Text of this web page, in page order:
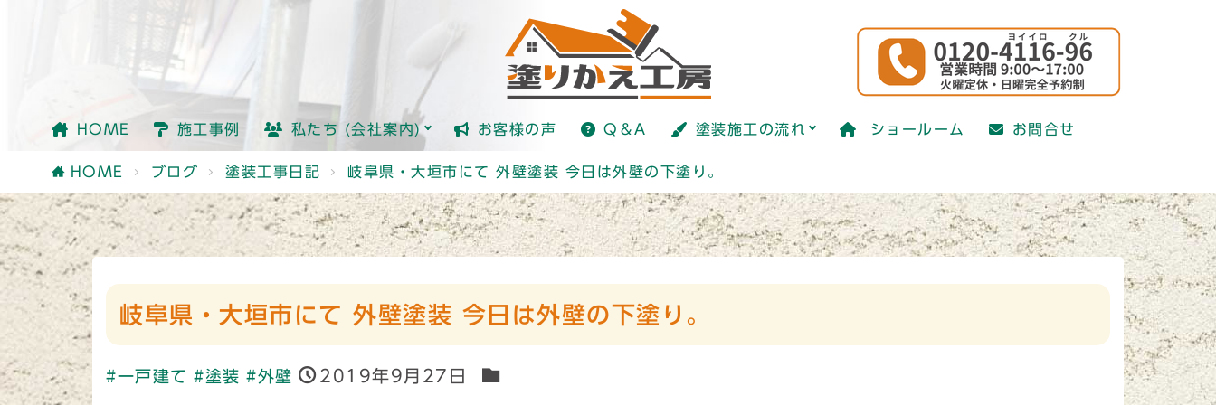
HOME 施工事例 私たち (会社案内)
他社との違い
社員紹介
会社情報
お客様の声 Q＆A 塗装施工の流れ ショールーム お問合せ
HOME ブログ 塗装工事日記 岐阜県・大垣市にて 外壁塗装 今日は外壁の下塗り。
岐阜県・大垣市にて 外壁塗装 今日は外壁の下塗り。
#一戸建て #塗装 #外壁 2019年9月27日